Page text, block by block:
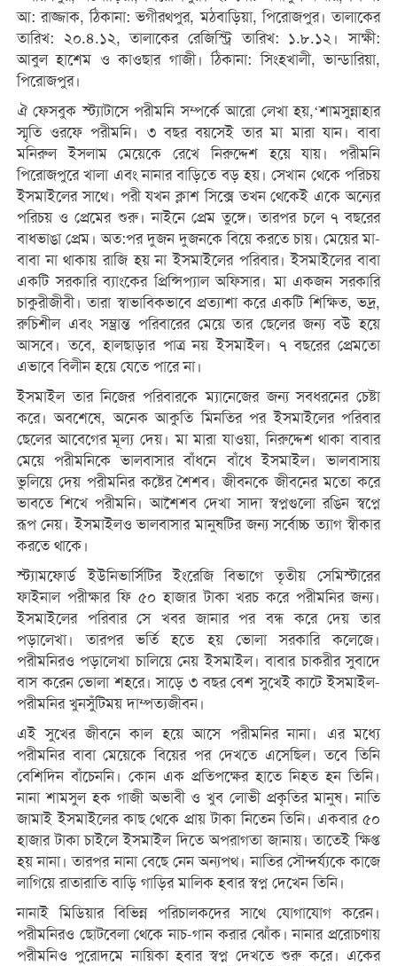
আ: রাজ্জাক, ঠিকানা: ভগীরথপুর, মঠবাড়িয়া, পিরোজপুর। তালাকের
তারিখ: ২০.৪.১২, তালাকের রেজিস্ট্রি তারিখ: ১.৮.১২। সাক্ষী:
আবুল হাশেম ও কাওছার গাজী। ঠিকানা: সিংহখালী, ভান্ডারিয়া,
পিরোজপুর।
ঐ ফেসবুক স্ট্যাটাসে পরীমনি সম্পর্কে আরো লেখা হয়,‘শামসুন্নাহার
স্মৃতি ওরফে পরীমনি। ৩ বছর বয়সেই তার মা মারা যান। বাবা
মনিরুল ইসলাম মেয়েকে রেখে নিরুদ্দেশ হয়ে যায়। পরীমনি
পিরোজপুরে খালা এবং নানার বাড়িতে বড় হয়। সেখান থেকে পরিচয়
ইসমাইলের সাথে। পরী যখন ক্লাশ সিক্সে তখন থেকেই একে অন্যের
পরিচয় ও প্রেমের শুরু। নাইনে প্রেম তুঙ্গে। তারপর চলে ৭ বছরের
বাধভাঙা প্রেম। অত:পর দুজন দুজনকে বিয়ে করতে চায়। মেয়ের মা-
বাবা না থাকায় রাজি হয় না ইসমাইলের পরিবার। ইসমাইলের বাবা
একটি সরকারি ব্যাংকের প্রিন্সিপ্যাল অফিসার। মা একজন সরকারি
চাকুরীজীবী। তারা স্বাভাবিকভাবে প্রত্যাশা করে একটি শিক্ষিত, ভদ্র,
রুচিশীল এবং সম্ভ্রান্ত পরিবারের মেয়ে তার ছেলের জন্য বউ হয়ে
আসবে। তবে, হালছাড়ার পাত্র নয় ইসমাইল। ৭ বছরের প্রেমতো
এভাবে বিলীন হয়ে যেতে পারে না।
ইসমাইল তার নিজের পরিবারকে ম্যানেজের জন্য সবধরনের চেষ্টা
করে। অবশেষে, অনেক আকুতি মিনতির পর ইসমাইলের পরিবার
ছেলের আবেগের মূল্য দেয়। মা মারা যাওয়া, নিরুদ্দেশ থাকা বাবার
মেয়ে পরীমনিকে ভালবাসার বাঁধনে বাঁধে ইসমাইল। ভালবাসায়
ভুলিয়ে দেয় পরীমনির কষ্টের শৈশব। জীবনকে জীবনের মতো করে
ভাবতে শিখে পরীমনি। আশৈশব দেখা সাদা স্বপ্নগুলো রঙিন স্বপ্নে
রূপ নেয়। ইসমাইলও ভালবাসার মানুষটির জন্য সর্বোচ্চ ত্যাগ স্বীকার
করতে থাকে।
স্ট্যামফোর্ড ইউনিভার্সিটির ইংরেজি বিভাগে তৃতীয় সেমিস্টারের
ফাইনাল পরীক্ষার ফি ৫০ হাজার টাকা খরচ করে পরীমনির জন্য।
ইসমাইলের পরিবার সে খবর জানার পর বন্ধ করে দেয় তার
পড়ালেখা। তারপর ভর্তি হতে হয় ভোলা সরকারি কলেজে।
পরীমনিরও পড়ালেখা চালিয়ে নেয় ইসমাইল। বাবার চাকরীর সুবাদে
বাস করেন ভোলা শহরে। সাড়ে ৩ বছর বেশ সুখেই কাটে ইসমাইল-
পরীমনির খুনসুঁটিময় দাম্পত্যজীবন।
এই সুখের জীবনে কাল হয়ে আসে পরীমনির নানা। এর মধ্যে
পরীমনির বাবা মেয়েকে বিয়ের পর দেখতে এসেছিল। তবে তিনি
বেশিদিন বাঁচেননি। কোন এক প্রতিপক্ষের হাতে নিহত হন তিনি।
নানা শামসুল হক গাজী অভাবী ও খুব লোভী প্রকৃতির মানুষ। নাতি
জামাই ইসমাইলের কাছ থেকে প্রায় টাকা নিতেন তিনি। একবার ৫০
হাজার টাকা চাইলে ইসমাইল দিতে অপরাগতা জানায়। তাতেই ক্ষিপ্ত
হয় নানা। তারপর নানা বেছে নেন অন্যপথ। নাতির সৌন্দর্য্যকে কাজে
লাগিয়ে রাতারাতি বাড়ি গাড়ির মালিক হবার স্বপ্ন দেখেন তিনি।
নানাই মিডিয়ার বিভিন্ন পরিচালকদের সাথে যোগাযোগ করেন।
পরীমনিরও ছোটবেলা থেকে নাচ-গান করার ঝোঁক। নানার প্ররোচণায়
পরীমনিও পুরোদমে নায়িকা হবার স্বপ্ন দেখতে শুরু করে। একের